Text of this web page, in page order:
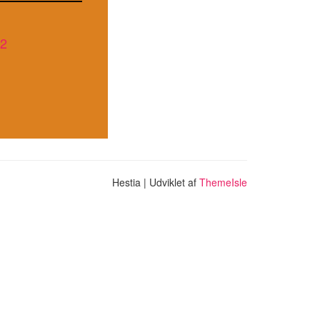
Hestia | Udviklet af ThemeIsle